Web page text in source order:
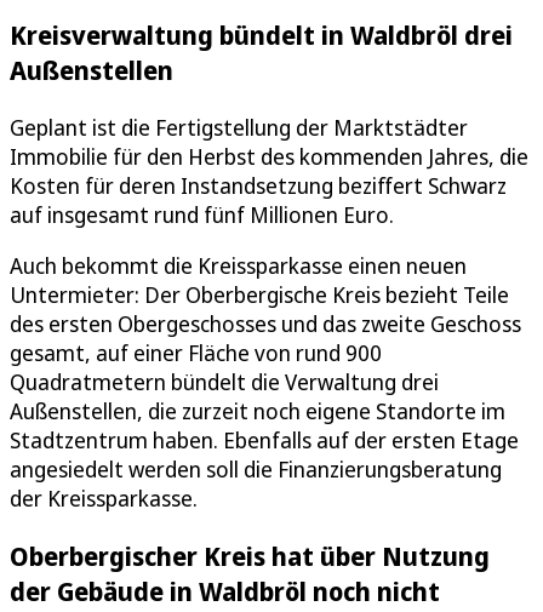
Kreisverwaltung bündelt in Waldbröl drei
Außenstellen
Geplant ist die Fertigstellung der Marktstädter
Immobilie für den Herbst des kommenden Jahres, die
Kosten für deren Instandsetzung beziffert Schwarz
auf insgesamt rund fünf Millionen Euro.
Auch bekommt die Kreissparkasse einen neuen
Untermieter: Der Oberbergische Kreis bezieht Teile
des ersten Obergeschosses und das zweite Geschoss
gesamt, auf einer Fläche von rund 900
Quadratmetern bündelt die Verwaltung drei
Außenstellen, die zurzeit noch eigene Standorte im
Stadtzentrum haben. Ebenfalls auf der ersten Etage
angesiedelt werden soll die Finanzierungsberatung
der Kreissparkasse.
Oberbergischer Kreis hat über Nutzung
der Gebäude in Waldbröl noch nicht